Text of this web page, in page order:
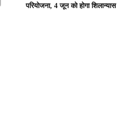
परियोजना, 4 जून को होगा शिलान्यास